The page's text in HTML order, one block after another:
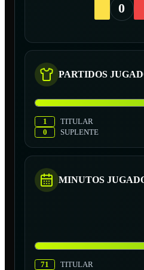
0
PARTIDOS
1
TITULAR
0
SUPLENTE
MINUTOS
71
TITULAR